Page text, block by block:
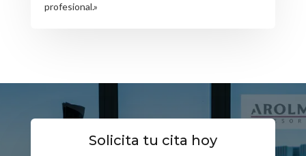
profesional.»
Solicita tu cita hoy